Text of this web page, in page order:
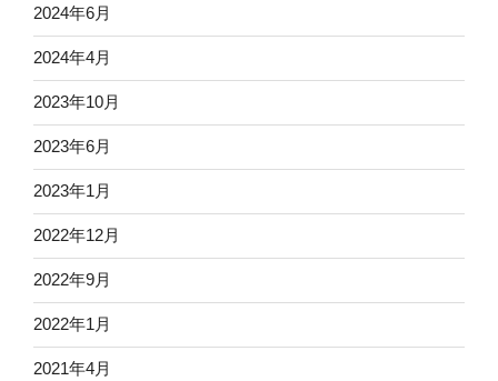
2024年6月
2024年4月
2023年10月
2023年6月
2023年1月
2022年12月
2022年9月
2022年1月
2021年4月